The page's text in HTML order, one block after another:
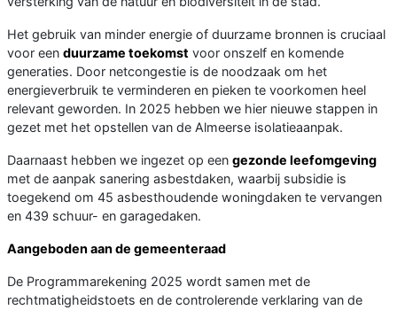
Het gebruik van minder energie of duurzame bronnen is cruciaal
voor een duurzame toekomst voor onszelf en komende
generaties. Door netcongestie is de noodzaak om het
energieverbruik te verminderen en pieken te voorkomen heel
relevant geworden. In 2025 hebben we hier nieuwe stappen in
gezet met het opstellen van de Almeerse isolatieaanpak.
Daarnaast hebben we ingezet op een gezonde leefomgeving
met de aanpak sanering asbestdaken, waarbij subsidie is
toegekend om 45 asbesthoudende woningdaken te vervangen
en 439 schuur- en garagedaken.
Aangeboden aan de gemeenteraad
De Programmarekening 2025 wordt samen met de
rechtmatigheidstoets en de controlerende verklaring van de